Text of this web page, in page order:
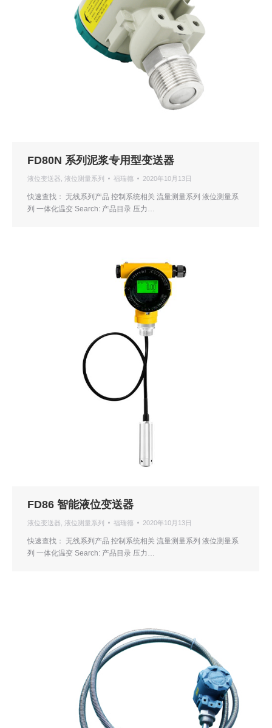
FD80N 系列泥浆专用型变送器
液位变送器 液位测量系列 福瑞德 2020年10月13日
快速查找： 无线系列产品 控制系统相关 流量测量系列 液位测量系
列 一体化温变 Search: 产品目录 压力…
FD86 智能液位变送器
液位变送器 液位测量系列 福瑞德 2020年10月13日
快速查找： 无线系列产品 控制系统相关 流量测量系列 液位测量系
列 一体化温变 Search: 产品目录 压力…